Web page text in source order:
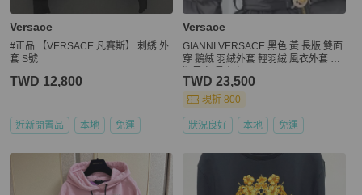
Versace
#正品 【VERSACE 凡賽斯】 刺綉 外
套 S號
TWD 12,800
近新閒置品 本地 免運
Versace
GIANNI VERSACE 黑色 黃 長版 雙面
穿 鵝絨 羽絨外套 輕羽絨 風衣外套 長
TWD 23,500
現折 800
狀況良好 本地 免運